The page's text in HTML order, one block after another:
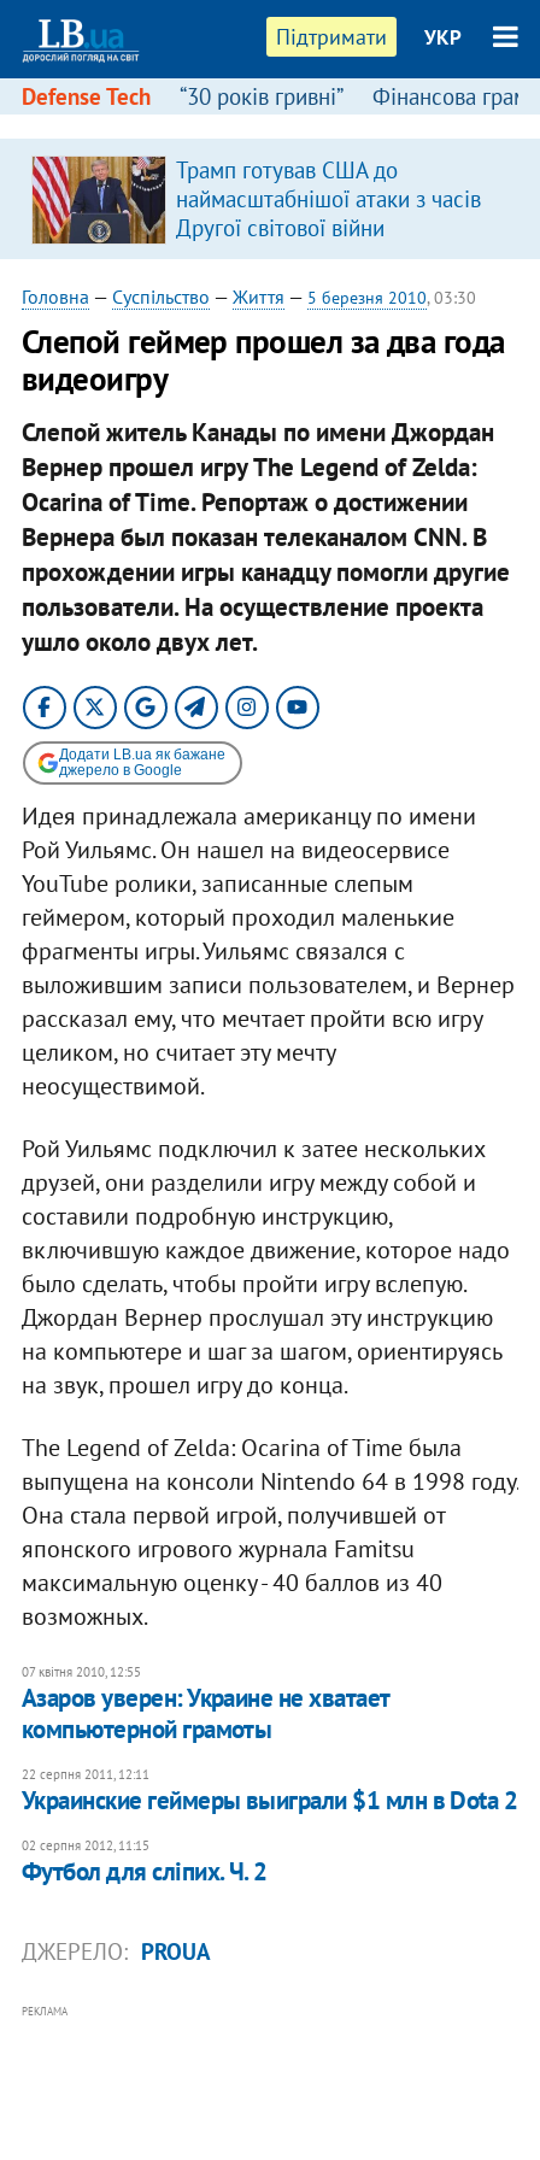
Підтримати УКР
Defense Tech “30 років гривні” Фінансова
Трамп готував США до
наймасштабнішої атаки з часів
Другої світової війни
Головна — Суспільство — Життя — 5 березня 2010, 03:30
Слепой геймер прошел за два года
видеоигру
Слепой житель Канады по имени Джордан
Вернер прошел игру The Legend of Zelda:
Ocarina of Time. Репортаж о достижении
Вернера был показан телеканалом CNN. В
прохождении игры канадцу помогли другие
пользователи. На осуществление проекта
ушло около двух лет.
Додати LB.ua як бажане
джерело в Google
Идея принадлежала американцу по имени
Рой Уильямс. Он нашел на видеосервисе
YouTube ролики, записанные слепым
геймером, который проходил маленькие
фрагменты игры. Уильямс связался с
выложившим записи пользователем, и Вернер
рассказал ему, что мечтает пройти всю игру
целиком, но считает эту мечту
неосуществимой.
Рой Уильямс подключил к затее нескольких
друзей, они разделили игру между собой и
составили подробную инструкцию,
включившую каждое движение, которое надо
было сделать, чтобы пройти игру вслепую.
Джордан Вернер прослушал эту инструкцию
на компьютере и шаг за шагом, ориентируясь
на звук, прошел игру до конца.
The Legend of Zelda: Ocarina of Time была
выпущена на консоли Nintendo 64 в 1998 году.
Она стала первой игрой, получившей от
японского игрового журнала Famitsu
максимальную оценку - 40 баллов из 40
возможных.
07 квітня 2010, 12:55
Азаров уверен: Украине не хватает
компьютерной грамоты
22 серпня 2011, 12:11
Украинские геймеры выиграли $1 млн в Dota 2
02 серпня 2012, 11:15
Футбол для сліпих. Ч. 2
ДЖЕРЕЛО: PROUA
РЕКЛАМА